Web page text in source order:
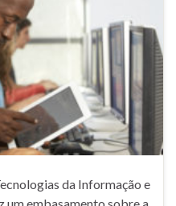
da Informação e